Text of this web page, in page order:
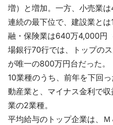
増）と増加。一方、小売業
連続の最下位で、建設業と
融・保険業は640万4,000円
場銀行70行では、トップの
が唯一の800万円台だった。
10業種のうち、前年を下回
動産業と、マイナス金利で
業の2業種。
平均給与のトップ企業は、